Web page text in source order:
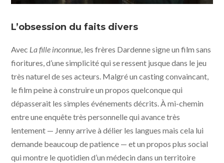
L’obsession du faits divers
Avec La fille inconnue, les frères Dardenne signe un film sans
fioritures, d’une simplicité qui se ressent jusque dans le jeu
très naturel de ses acteurs. Malgré un casting convaincant,
le film peine à construire un propos quelconque qui
dépasserait les simples événements décrits. À mi-chemin
entre une enquête très personnelle qui avance très
lentement — Jenny arrive à délier les langues mais cela lui
demande beaucoup de patience — et un propos plus social
qui montre le quotidien d’un médecin dans un territoire